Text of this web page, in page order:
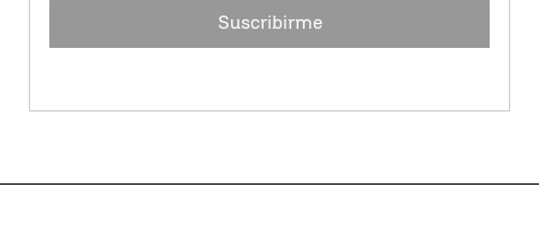
Suscribirme